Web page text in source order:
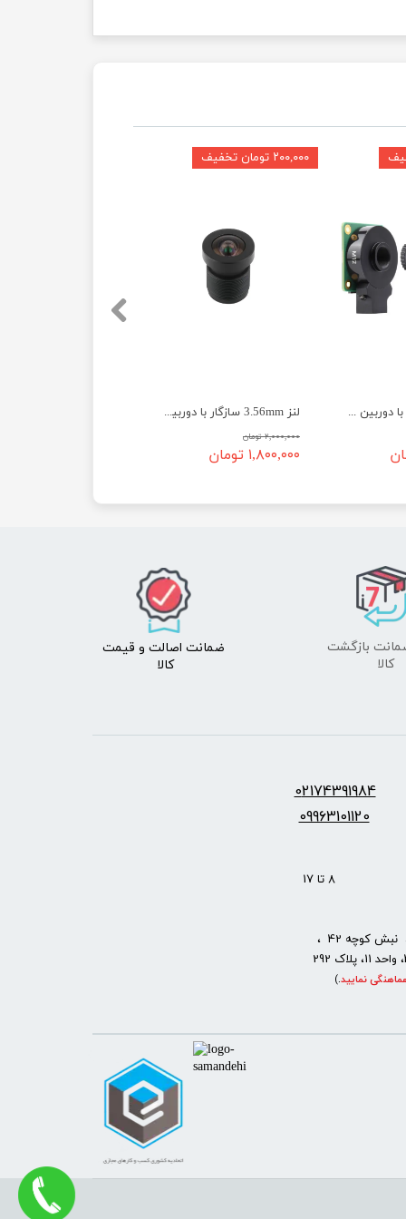
لنز 3.56mm سازگار با دوربین M12 رزبری پای
۲,۰۰۰,۰۰۰ تومان
۱,۸۰۰,۰۰۰ تومان
۲۰۰,۰۰۰ تومان تخفیف
لنز 3.2mm سازگار با دوربین M12 رزبری پای
​​​​​​​کالا
ضمانت اصالت و قیمت​​​​​​​
کالا ​​​​​​​
02174391984
09963101120
8 تا 17
کوچه 42 ،
نمایید.
)